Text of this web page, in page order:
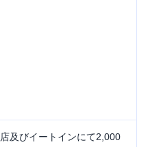
及びイートインにて2,000